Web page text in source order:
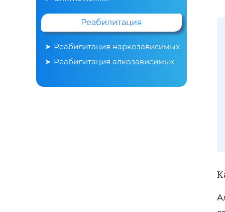
Реабилитация
Реабилитация наркозависимых
Реабилитация алкозависимых